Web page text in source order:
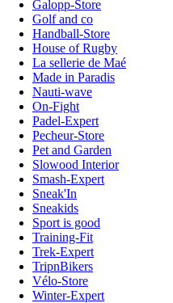
Galopp-Store
Golf and co
Handball-Store
House of Rugby
La sellerie de Maé
Made in Paradis
Nauti-wave
On-Fight
Padel-Expert
Pecheur-Store
Pet and Garden
Slowood Interior
Smash-Expert
Sneak'In
Sneakids
Sport is good
Training-Fit
Trek-Expert
TripnBikers
Vélo-Store
Winter-Expert